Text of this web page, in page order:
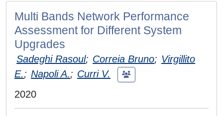
Multi Bands Network Performance
Assessment for Different System
Upgrades
Sadeghi Rasoul; Correia Bruno; Virgillito
E.; Napoli A.; Curri V.
2020